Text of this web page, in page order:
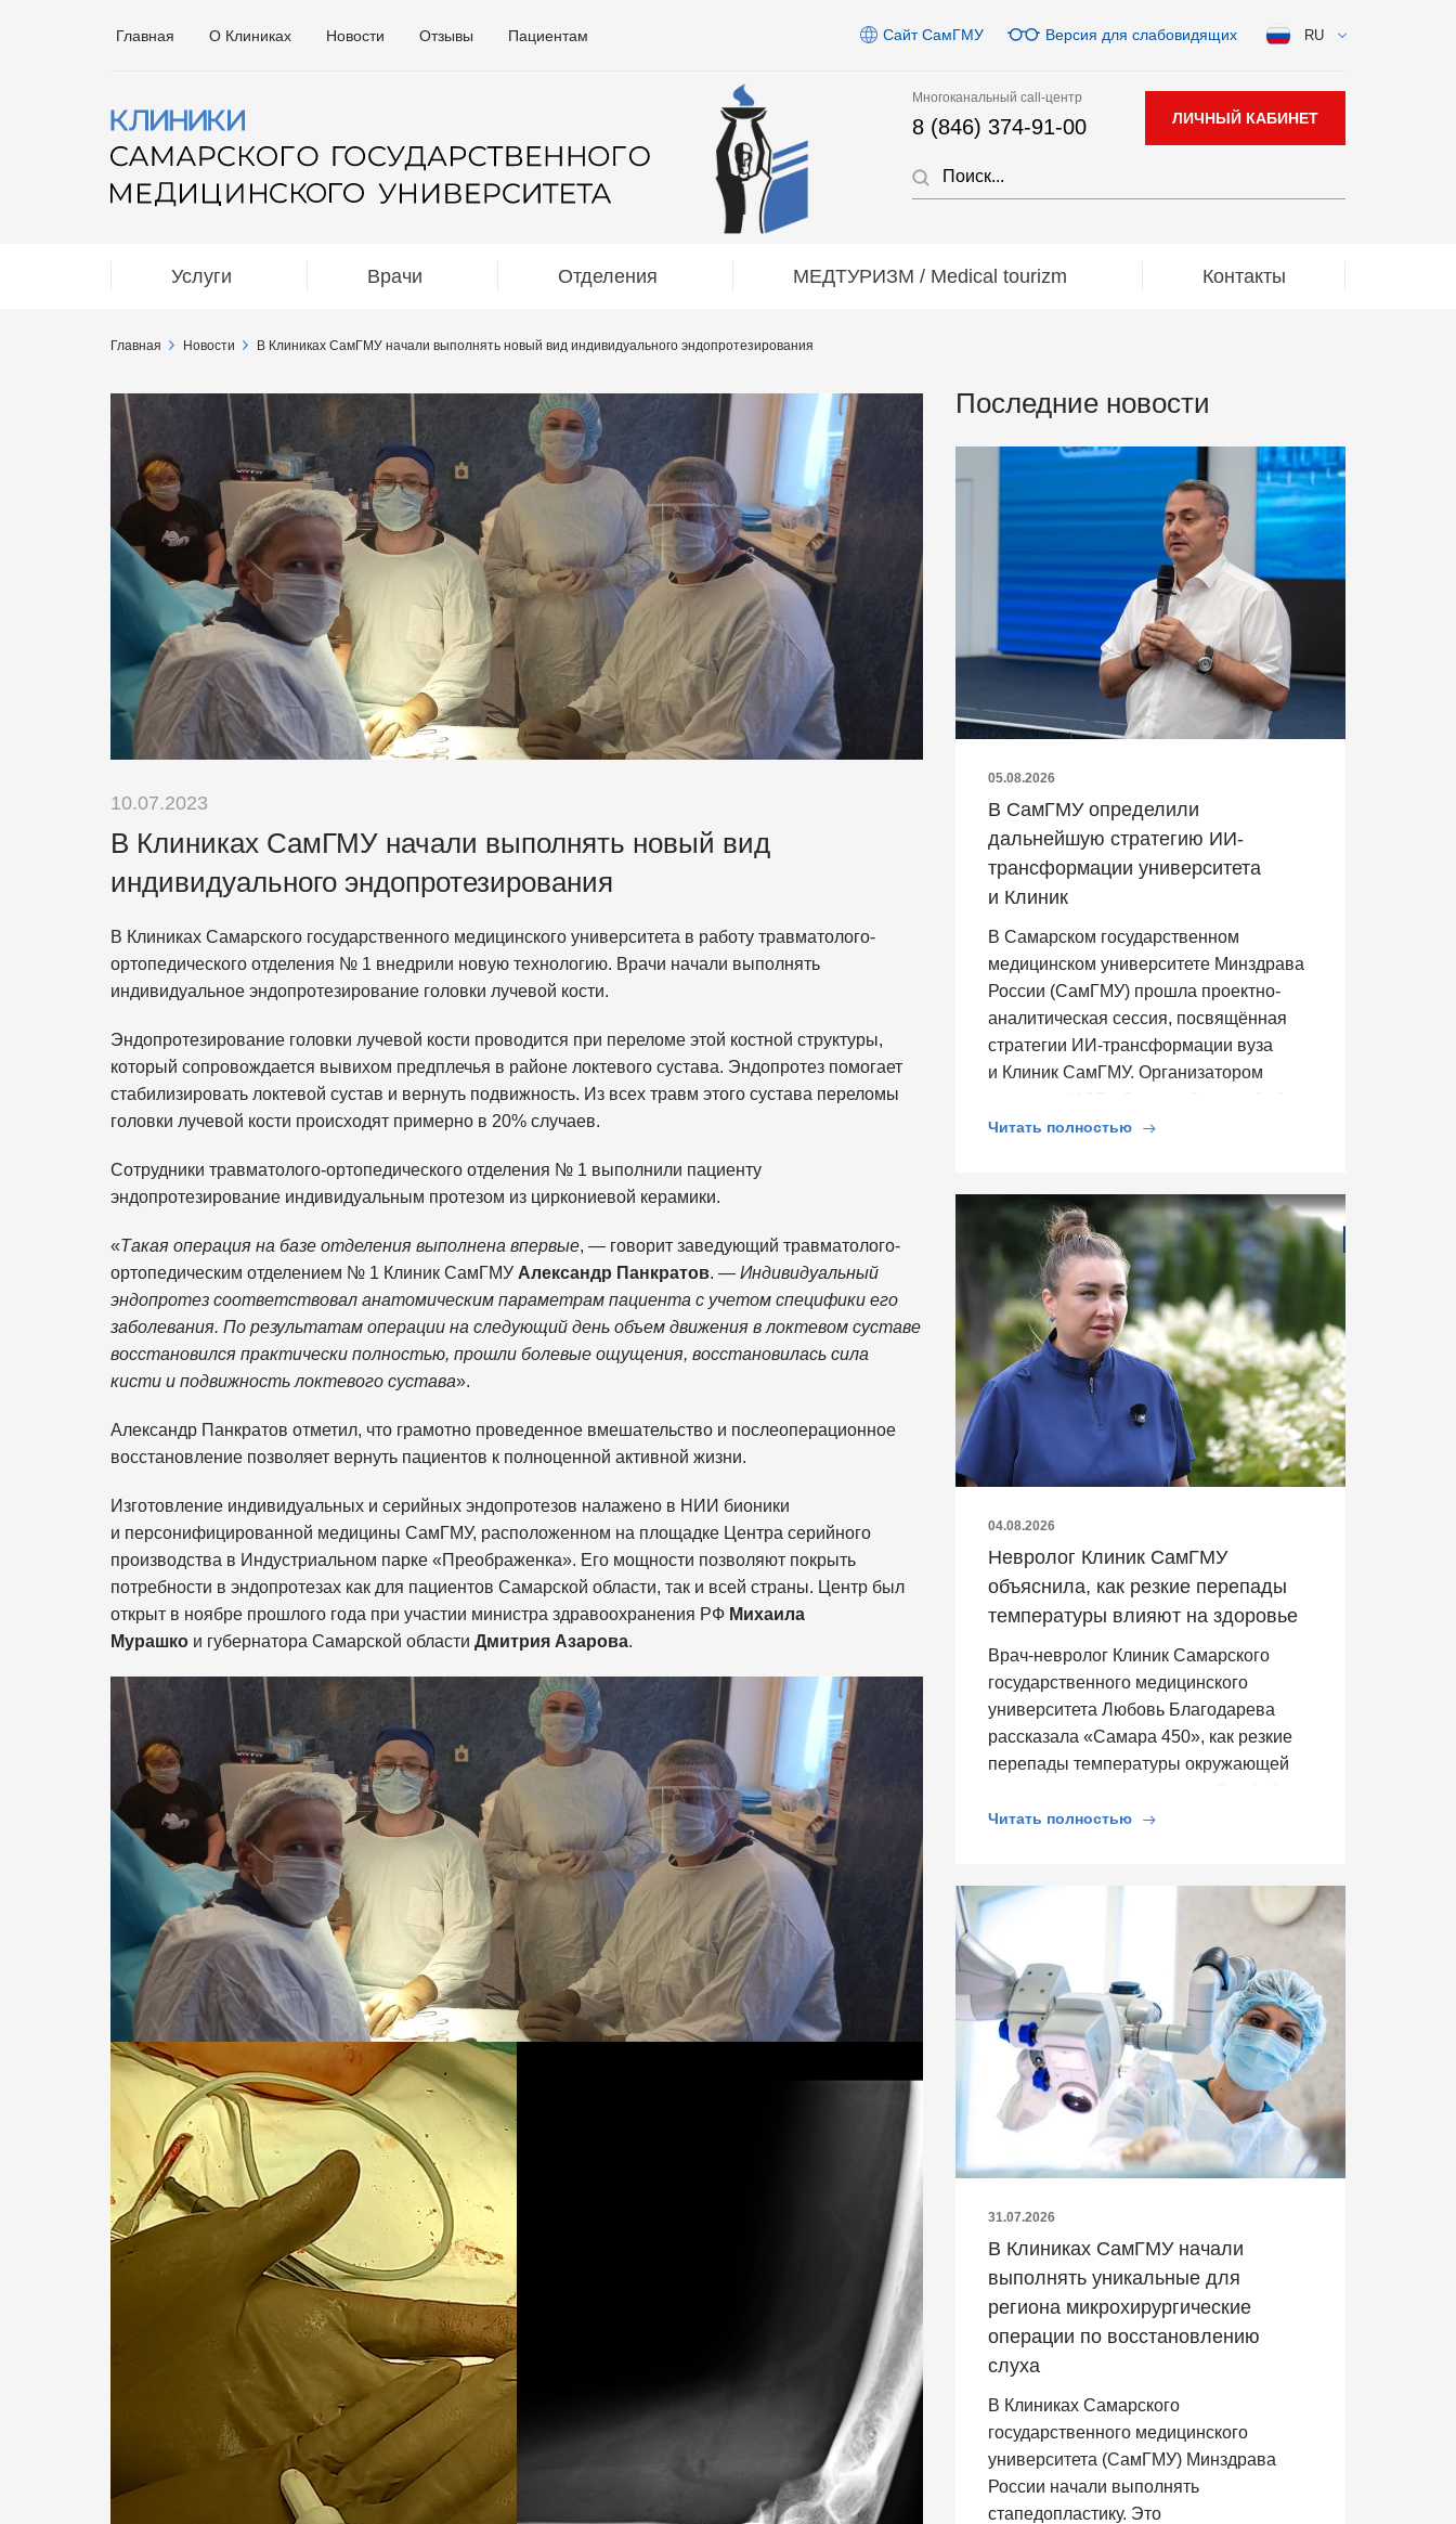
Главная О Клиниках Новости Отзывы Пациентам Сайт СамГМУ Версия для слабовидящих RU
Многоканальный call-центр
8 (846) 374-91-00 ЛИЧНЫЙ КАБИНЕТ
Услуги Врачи Отделения МЕДТУРИЗМ / Medical tourizm Контакты
Главная Новости В Клиниках СамГМУ начали выполнять новый вид индивидуального эндопротезирования
10.07.2023
В Клиниках СамГМУ начали выполнять новый вид
индивидуального эндопротезирования
В Клиниках Самарского государственного медицинского университета в работу травматолого-
ортопедического отделения № 1 внедрили новую технологию. Врачи начали выполнять
индивидуальное эндопротезирование головки лучевой кости.
Эндопротезирование головки лучевой кости проводится при переломе этой костной структуры,
который сопровождается вывихом предплечья в районе локтевого сустава. Эндопротез помогает
стабилизировать локтевой сустав и вернуть подвижность. Из всех травм этого сустава переломы
головки лучевой кости происходят примерно в 20% случаев.
Сотрудники травматолого-ортопедического отделения № 1 выполнили пациенту
эндопротезирование индивидуальным протезом из циркониевой керамики.
«Такая операция на базе отделения выполнена впервые, — говорит заведующий травматолого-
ортопедическим отделением № 1 Клиник СамГМУ Александр Панкратов. — Индивидуальный
эндопротез соответствовал анатомическим параметрам пациента с учетом специфики его
заболевания. По результатам операции на следующий день объем движения в локтевом суставе
восстановился практически полностью, прошли болевые ощущения, восстановилась сила
кисти и подвижность локтевого сустава».
Александр Панкратов отметил, что грамотно проведенное вмешательство и послеоперационное
восстановление позволяет вернуть пациентов к полноценной активной жизни.
Изготовление индивидуальных и серийных эндопротезов налажено в НИИ бионики
и персонифицированной медицины СамГМУ, расположенном на площадке Центра серийного
производства в Индустриальном парке «Преображенка». Его мощности позволяют покрыть
потребности в эндопротезах как для пациентов Самарской области, так и всей страны. Центр был
открыт в ноябре прошлого года при участии министра здравоохранения РФ Михаила
Мурашко и губернатора Самарской области Дмитрия Азарова.
Последние новости
05.08.2026
В СамГМУ определили
дальнейшую стратегию ИИ-
трансформации университета
и Клиник
В Самарском государственном
медицинском университете Минздрава
России (СамГМУ) прошла проектно-
аналитическая сессия, посвящённая
стратегии ИИ-трансформации вуза
и Клиник СамГМУ. Организатором
Читать полностью
04.08.2026
Невролог Клиник СамГМУ
объяснила, как резкие перепады
температуры влияют на здоровье
Врач-невролог Клиник Самарского
государственного медицинского
университета Любовь Благодарева
рассказала «Самара 450», как резкие
перепады температуры окружающей
Читать полностью
31.07.2026
В Клиниках СамГМУ начали
выполнять уникальные для
региона микрохирургические
операции по восстановлению
слуха
В Клиниках Самарского
государственного медицинского
университета (СамГМУ) Минздрава
России начали выполнять
стапедопластику. Это